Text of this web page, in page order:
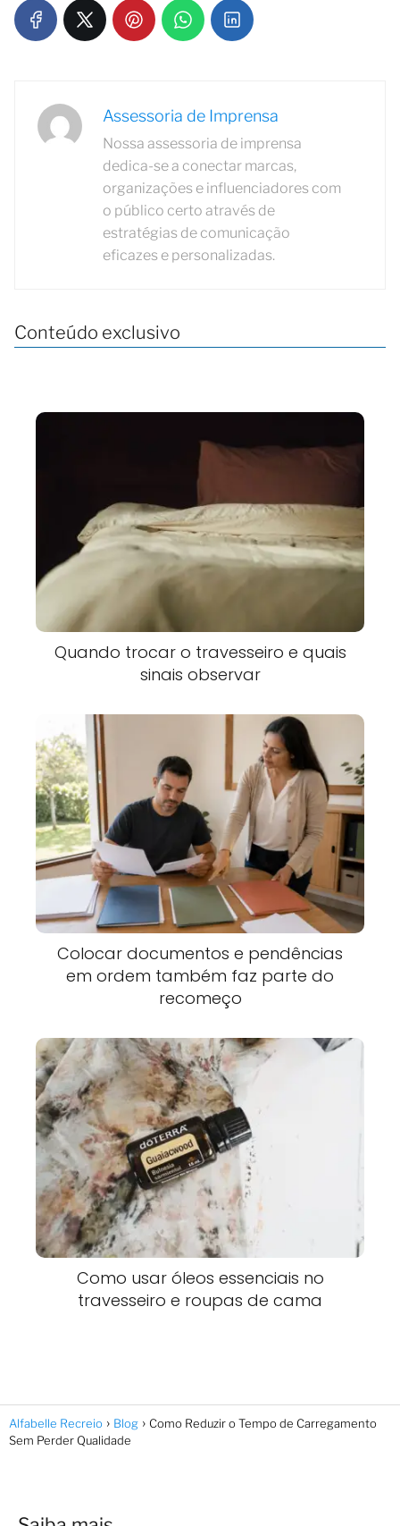
Assessoria de Imprensa
Nossa assessoria de imprensa
dedica-se a conectar marcas,
organizações e influenciadores com
o público certo através de
estratégias de comunicação
eficazes e personalizadas.
Conteúdo exclusivo
Quando trocar o travesseiro e quais
sinais observar
Colocar documentos e pendências
em ordem também faz parte do
recomeço
Como usar óleos essenciais no
travesseiro e roupas de cama
Alfabelle Recreio Blog
Como Reduzir o Tempo de Carregamento
Sem Perder Qualidade